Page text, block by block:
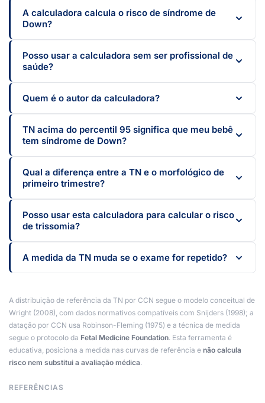
A calculadora calcula o risco de síndrome de
Down?
Posso usar a calculadora sem ser profissional de
saúde?
Quem é o autor da calculadora?
TN acima do percentil 95 significa que meu bebê
tem síndrome de Down?
Qual a diferença entre a TN e o morfológico de
primeiro trimestre?
Posso usar esta calculadora para calcular o risco
de trissomia?
A medida da TN muda se o exame for repetido?
A distribuição de referência da TN por CCN segue o modelo conceitual de
Wright (2008), com dados normativos compatíveis com Snijders (1998); a
datação por CCN usa Robinson-Fleming (1975) e a técnica de medida
segue o protocolo da Fetal Medicine Foundation. Esta ferramenta é
educativa, posiciona a medida nas curvas de referência e não calcula
risco nem substitui a avaliação médica.
REFERÊNCIAS